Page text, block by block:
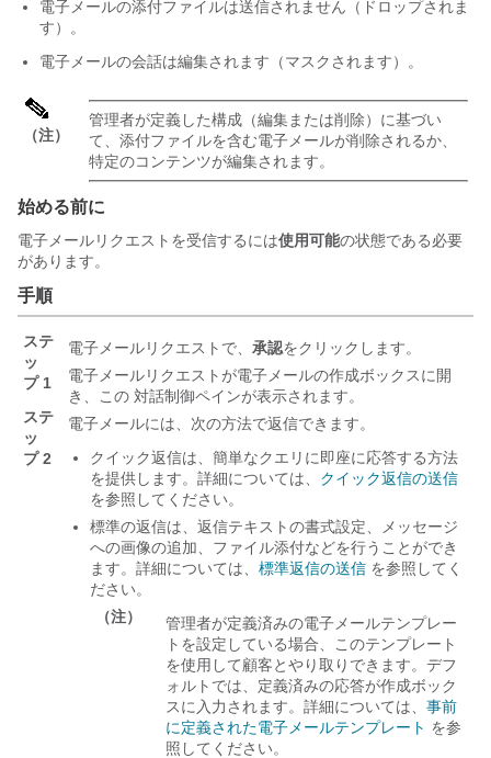
電子メールの添付ファイルは送信されません（ドロップされま
す）。
電子メールの会話は編集されます（マスクされます）。
（注）
管理者が定義した構成（編集または削除）に基づい
て、添付ファイルを含む電子メールが削除されるか、
特定のコンテンツが編集されます。
始める前に
電子メールリクエストを受信するには使用可能の状態である必要
があります。
手順
ステ
ッ
プ 1
電子メールリクエストで、 承認をクリックします。
電子メールリクエストが電子メールの作成ボックスに開
き、この 対話制御ペインが表示されます。
ステ
ッ
プ 2
電子メールには、次の方法で返信できます。
クイック返信は、簡単なクエリに即座に応答する方法
を提供します。詳細については、 クイック返信の送信
を参照してください。
標準の返信は、返信テキストの書式設定、メッセージ
への画像の追加、ファイル添付などを行うことができ
ます。詳細については、 標準返信の送信 を参照してく
ださい。
（注）
管理者が定義済みの電子メールテンプレー
トを設定している場合、このテンプレート
を使用して顧客とやり取りできます。デフ
ォルトでは、定義済みの応答が作成ボック
スに入力されます。詳細については、 事前
に定義された電子メールテンプレート を参
照してください。